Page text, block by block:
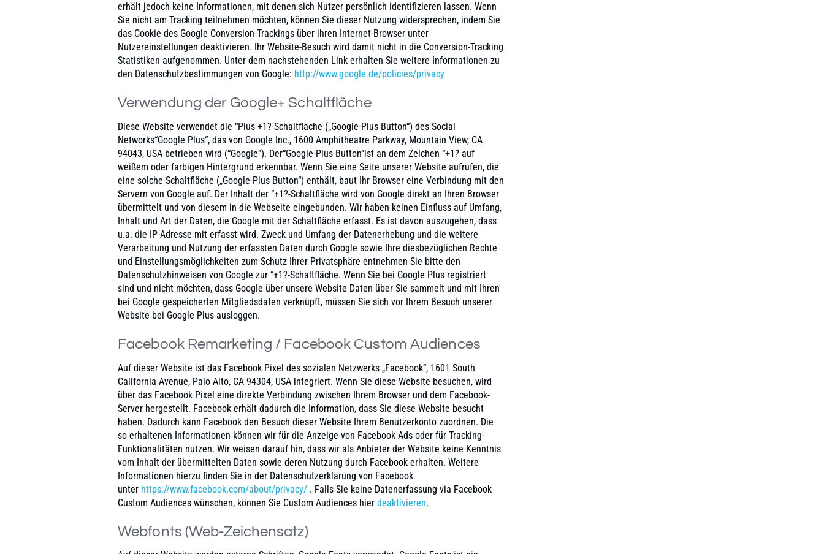
erhält jedoch keine Informationen, mit denen sich Nutzer persönlich identifizieren lassen. Wenn
Sie nicht am Tracking teilnehmen möchten, können Sie dieser Nutzung widersprechen, indem Sie
das Cookie des Google Conversion-Trackings über ihren Internet-Browser unter
Nutzereinstellungen deaktivieren. Ihr Website-Besuch wird damit nicht in die Conversion-Tracking
Statistiken aufgenommen. Unter dem nachstehenden Link erhalten Sie weitere Informationen zu
den Datenschutzbestimmungen von Google: http://www.google.de/policies/privacy
Verwendung der Google+ Schaltfläche
Diese Website verwendet die “Plus +1?-Schaltfläche („Google-Plus Button“) des Social
Networks“Google Plus“, das von Google Inc., 1600 Amphitheatre Parkway, Mountain View, CA
94043, USA betrieben wird (“Google”). Der“Google-Plus Button“ist an dem Zeichen “+1? auf
weißem oder farbigen Hintergrund erkennbar. Wenn Sie eine Seite unserer Website aufrufen, die
eine solche Schaltfläche („Google-Plus Button“) enthält, baut Ihr Browser eine Verbindung mit den
Servern von Google auf. Der Inhalt der “+1?-Schaltfläche wird von Google direkt an Ihren Browser
übermittelt und von diesem in die Webseite eingebunden. Wir haben keinen Einfluss auf Umfang,
Inhalt und Art der Daten, die Google mit der Schaltfläche erfasst. Es ist davon auszugehen, dass
u.a. die IP-Adresse mit erfasst wird. Zweck und Umfang der Datenerhebung und die weitere
Verarbeitung und Nutzung der erfassten Daten durch Google sowie Ihre diesbezüglichen Rechte
und Einstellungsmöglichkeiten zum Schutz Ihrer Privatsphäre entnehmen Sie bitte den
Datenschutzhinweisen von Google zur “+1?-Schaltfläche. Wenn Sie bei Google Plus registriert
sind und nicht möchten, dass Google über unsere Website Daten über Sie sammelt und mit Ihren
bei Google gespeicherten Mitgliedsdaten verknüpft, müssen Sie sich vor Ihrem Besuch unserer
Website bei Google Plus ausloggen.
Facebook Remarketing / Facebook Custom Audiences
Auf dieser Website ist das Facebook Pixel des sozialen Netzwerks „Facebook“, 1601 South
California Avenue, Palo Alto, CA 94304, USA integriert. Wenn Sie diese Website besuchen, wird
über das Facebook Pixel eine direkte Verbindung zwischen Ihrem Browser und dem Facebook-
Server hergestellt. Facebook erhält dadurch die Information, dass Sie diese Website besucht
haben. Dadurch kann Facebook den Besuch dieser Website Ihrem Benutzerkonto zuordnen. Die
so erhaltenen Informationen können wir für die Anzeige von Facebook Ads oder für Tracking-
Funktionalitäten nutzen. Wir weisen darauf hin, dass wir als Anbieter der Website keine Kenntnis
vom Inhalt der übermittelten Daten sowie deren Nutzung durch Facebook erhalten. Weitere
Informationen hierzu finden Sie in der Datenschutzerklärung von Facebook
unter https://www.facebook.com/about/privacy/ . Falls Sie keine Datenerfassung via Facebook
Custom Audiences wünschen, können Sie Custom Audiences hier deaktivieren.
Webfonts (Web-Zeichensatz)